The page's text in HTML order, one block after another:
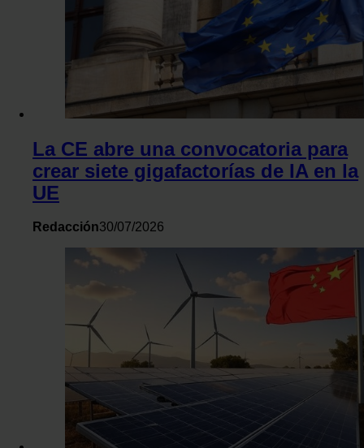
La CE abre una convocatoria para
crear siete gigafactorías de IA en la
UE
Redacción30/07/2026